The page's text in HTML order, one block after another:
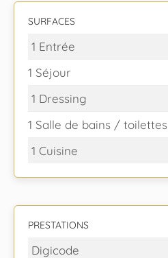
SURFACES
1 Entrée
1 Séjour
1 Dressing
1 Salle de bains / toilettes
1 Cuisine
PRESTATIONS
Digicode